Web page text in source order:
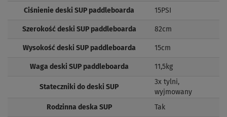
Ciśnienie deski SUP paddleboarda 15PSI
Szerokość deski SUP paddleboarda 82cm
Wysokość deski SUP paddleboarda 15cm
Waga deski SUP paddleboarda 11,5kg
Stateczniki do deski SUP
3x tylni,
wyjmowany
Rodzinna deska SUP Tak